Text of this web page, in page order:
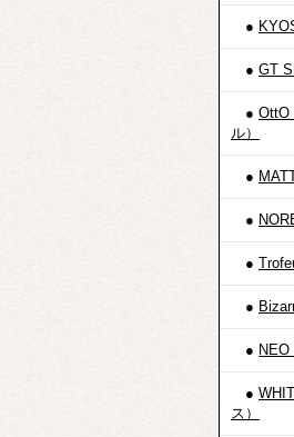
●
● GT
● OttO
ル）
●
●
●
●
● NEO
●
ス）